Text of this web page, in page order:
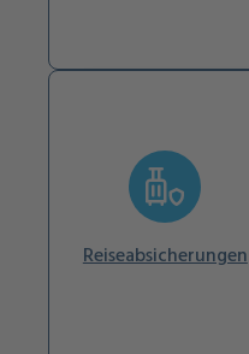
Reiseabsicherungen